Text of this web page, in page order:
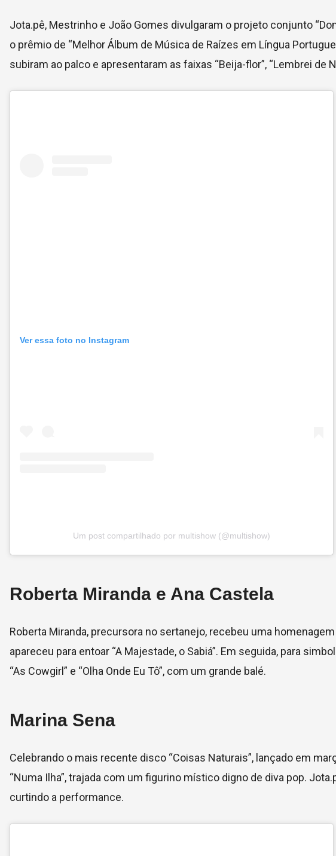
Jota.pê, Mestrinho e João Gomes divulgaram o projeto conjunto
o prêmio de “Melhor Álbum de Música de Raízes em Língua
subiram ao palco e apresentaram as faixas “Beija-flor”, “Lembrei de
Ver essa foto no Instagram
Um post compartilhado por multishow (@multishow)
Roberta Miranda e Ana Castela
Roberta Miranda, precursora no sertanejo, recebeu uma
apareceu para entoar “A Majestade, o Sabiá”. Em seguida, para
“As Cowgirl” e “Olha Onde Eu Tô”, com um grande balé.
Marina Sena
Celebrando o mais recente disco “Coisas Naturais”, lançado em
“Numa Ilha”, trajada com um figurino místico digno de diva pop.
curtindo a performance.